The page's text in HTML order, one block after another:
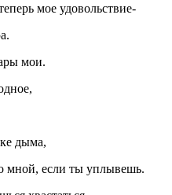
мое удовольствие-
мои.
дыма,
мной, если ты уплывешь.